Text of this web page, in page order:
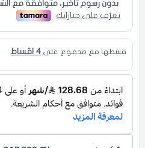
قسطها مع مدفوع على 4 اقساط